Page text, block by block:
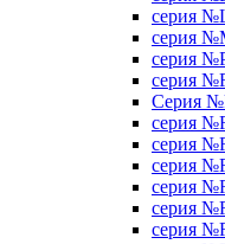
серия
серия
серия
серия
Серия
серия
серия
серия
серия
серия
серия